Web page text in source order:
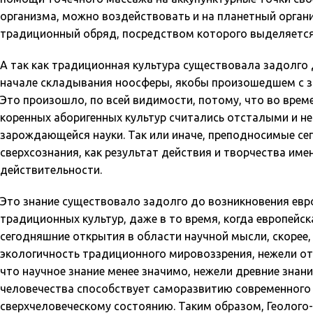
организма, можно воздействовать и на планетный
традиционный обряд, посредством которого выделяется
А так как традиционная культура существовала
начале складывания ноосферы, якобы произошедшем с
Это произошло, по всей видимости, потому, что во
коренных аборигенных культур считались отсталыми и
зарождающейся науки. Так или иначе, преподносимые
сверхсознания, как результат действия и творчества
действительности.
Это знание существовало задолго до возникновения
традиционных культур, даже в то время, когда
сегодняшние открытия в области научной мысли,
экологичность традиционного мировоззрения, нежели
что научное знание менее значимо, нежели древние
человечества способствует саморазвитию
сверхчеловеческому состоянию. Таким образом,